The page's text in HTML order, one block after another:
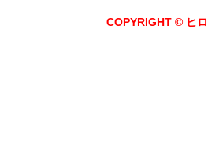
COPYRIGHT © ヒ